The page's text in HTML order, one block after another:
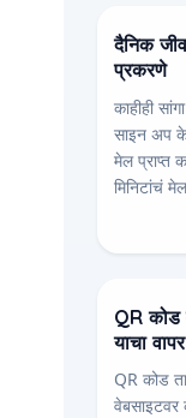
दैनिक
प्रकरणे
काहीही
साइन अप
मेल प्राप्त
मिनिटांचं
QR
याचा
QR कोड